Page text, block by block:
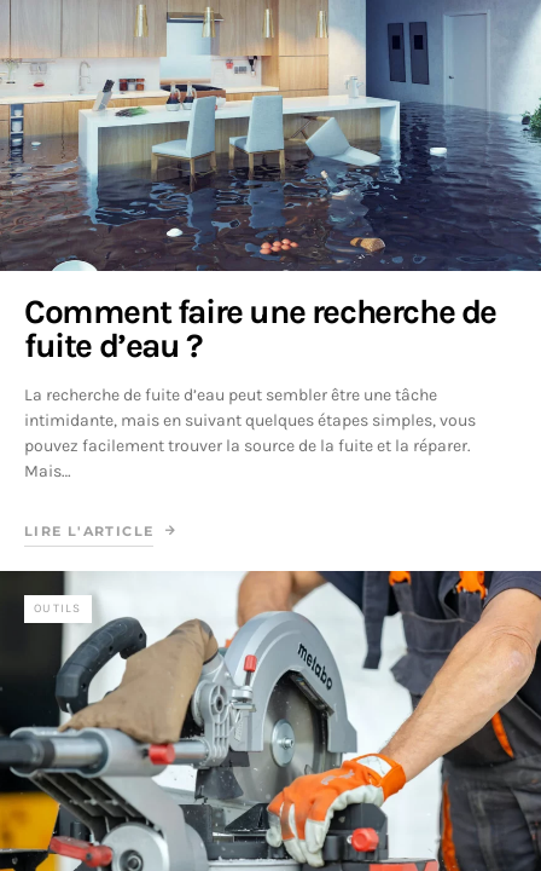
Comment faire une recherche de
fuite d’eau ?
La recherche de fuite d’eau peut sembler être une tâche
intimidante, mais en suivant quelques étapes simples, vous
pouvez facilement trouver la source de la fuite et la réparer.
Mais…
LIRE L'ARTICLE
OUTILS